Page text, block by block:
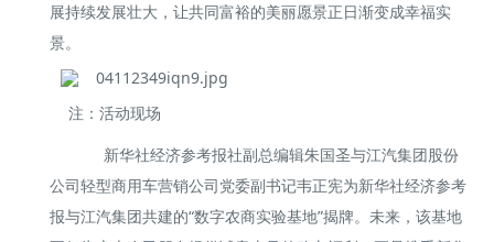
展持续发展壮大，让共同富裕的美丽愿景正日渐变成幸福实
景。
注：活动现场
新华社经济参考报社副总编辑朱国圣与江汽集团股份
公司轻型商用车营销公司党委副书记韦正宪为新华社经济参考
报与江汽集团共建的“数字农商实验基地”揭牌。未来，该基地